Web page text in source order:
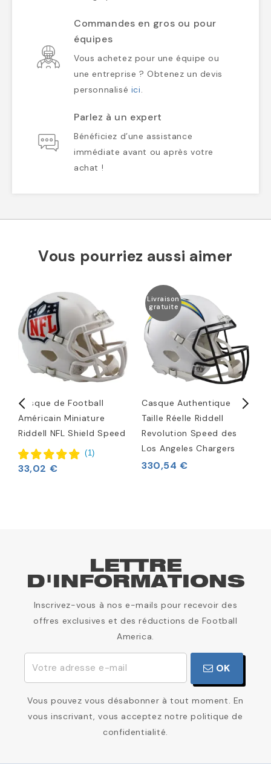
Commandes en gros ou pour
équipes
Vous achetez pour une équipe ou
une entreprise ? Obtenez un devis
personnalisé ici.
Parlez à un expert
Bénéficiez d’une assistance
immédiate avant ou après votre
achat !
Vous pourriez aussi aimer
Casque de Football
Américain Miniature
Riddell NFL Shield Speed
(1)
33,02 €
Livraison
gratuite
Casque Authentique
Taille Réelle Riddell
Revolution Speed des
Los Angeles Chargers
330,54 €
LETTRE
D'INFORMATIONS
Inscrivez-vous à nos e-mails pour recevoir des
offres exclusives et des réductions de Football
America.
OK
Vous pouvez vous désabonner à tout moment. En
vous inscrivant, vous acceptez notre politique de
confidentialité.